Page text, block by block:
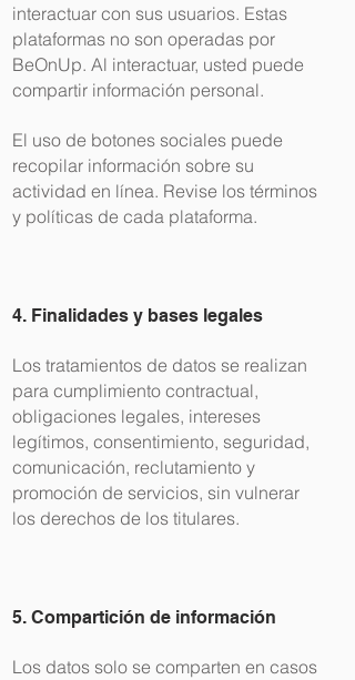
interactuar con sus usuarios. Estas
plataformas no son operadas por
BeOnUp. Al interactuar, usted puede
compartir información personal.
El uso de botones sociales puede
recopilar información sobre su
actividad en línea. Revise los términos
y políticas de cada plataforma.
4. Finalidades y bases legales
Los tratamientos de datos se realizan
para cumplimiento contractual,
obligaciones legales, intereses
legítimos, consentimiento, seguridad,
comunicación, reclutamiento y
promoción de servicios, sin vulnerar
los derechos de los titulares.
5. Compartición de información
Los datos solo se comparten en casos